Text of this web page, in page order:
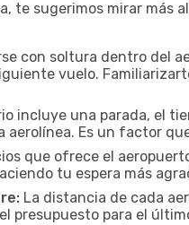
te sugerimos mirar
con soltura dentro del
vuelo.
incluye una parada, el
Es un factor
que ofrece el
tu espera más
La distancia de cada
para el